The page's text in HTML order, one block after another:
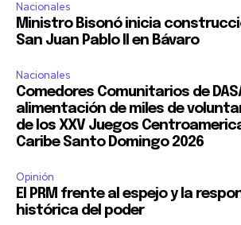
Nacionales
Ministro Bisonó inicia
San Juan Pablo II en Bávaro
Nacionales
Comedores Comunitarios de
alimentación de miles de
de los XXV Juegos
Caribe Santo Domingo 2026
Opinión
El PRM frente al espejo y la
histórica del poder